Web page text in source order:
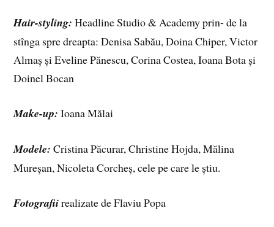
Hair-styling: Headline Studio & Academy prin- de la
stînga spre dreapta: Denisa Sabău, Doina Chiper, Victor
Almaș și Eveline Pănescu, Corina Costea, Ioana Bota și
Doinel Bocan
Make-up: Ioana Mălai
Modele: Cristina Păcurar, Christine Hojda, Mălina
Mureșan, Nicoleta Corcheș, cele pe care le știu.
Fotografiirealizate de Flaviu Popa